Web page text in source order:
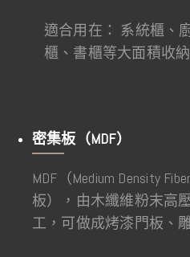
適合用在： 系統櫃、
櫃、書櫃等大面積收
密集板（MDF）
MDF（Medium Density
板），由木纖維粉末高
工，可做成烤漆門板、